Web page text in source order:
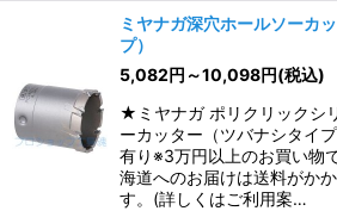
ミヤナガ深穴ホールソーカ
プ）
5,082円 ～10,098円(税込)
★ミヤナガ ポリクリックシ
ーカッター（ツバナシタイ
有り※3万円以上のお買い物
海道へのお届けは送料がか
す。(詳しくはご利用案…